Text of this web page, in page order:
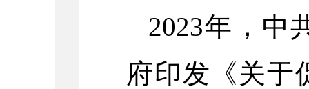
2023年，中
府印发《关于